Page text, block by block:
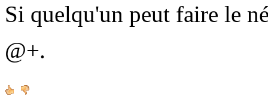
Si quelqu'un peut faire le
@+.